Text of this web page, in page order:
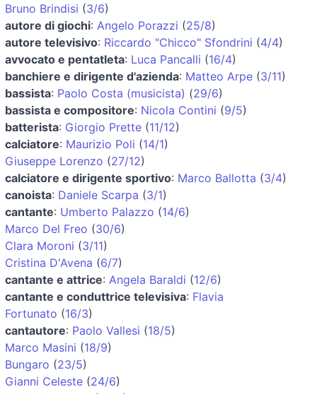
Bruno Brindisi (3/6)
autore di giochi: Angelo Porazzi (25/8)
autore televisivo: Riccardo "Chicco" Sfondrini (4/4)
avvocato e pentatleta: Luca Pancalli (16/4)
banchiere e dirigente d'azienda: Matteo Arpe (3/11)
bassista: Paolo Costa (musicista) (29/6)
bassista e compositore: Nicola Contini (9/5)
batterista: Giorgio Prette (11/12)
calciatore: Maurizio Poli (14/1)
Giuseppe Lorenzo (27/12)
calciatore e dirigente sportivo: Marco Ballotta (3/4)
canoista: Daniele Scarpa (3/1)
cantante: Umberto Palazzo (14/6)
Marco Del Freo (30/6)
Clara Moroni (3/11)
Cristina D'Avena (6/7)
cantante e attrice: Angela Baraldi (12/6)
cantante e conduttrice televisiva: Flavia
Fortunato (16/3)
cantautore: Paolo Vallesi (18/5)
Marco Masini (18/9)
Bungaro (23/5)
Gianni Celeste (24/6)